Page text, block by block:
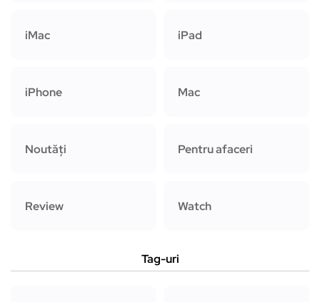
iMac iPad
iPhone Mac
Noutăți Pentru afaceri
Review Watch
Tag-uri